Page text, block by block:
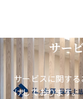
サー
サービスに関す
けしております。